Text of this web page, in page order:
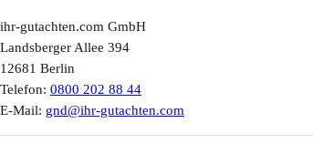
ihr-gutachten.com GmbH
Landsberger Allee 394
12681 Berlin
Telefon: 0800 202 88 44
E-Mail: gnd@ihr-gutachten.com